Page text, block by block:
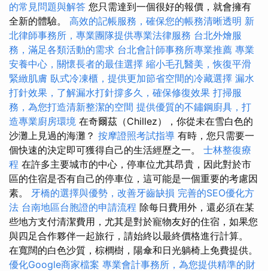
的常見問題與解答 您只需達到一個很好的報價，就會擁有
全新的體驗。 高效的記帳服務，確保您的帳務清晰透明 新
北律師事務所，專業團隊提供專業法律服務 台北外燴服
務，滿足各類活動的需求 台北會計師事務所專業推薦 專業
安養中心，關懷長者的最佳選擇 縮小毛孔醫美，恢復平滑
緊緻肌膚 臥式冷凍櫃，提供更加節省空間的冷藏選擇 漏水
打針效果，了解漏水打針撐多久，確保修復效果 打掃服
務，為您打造清新整潔的空間 提供優質的不鏽鋼廚具，打
造專業廚房環境 在奇爾茲（Chillez），你從未在雪白色的
沙灘上見過的海灘？ 按摩證照考試指導 有時，您只需要一
個快速的決定即可獲得自己的生活經歷之一。 士林整復療
程 在許多主要城市的中心，停車位尤其昂貴，因此對於市
區的住宿是否有自己的停車位，這可能是一個重要的考慮因
素。 牙橋的選擇與優勢，改善牙齒缺損 完善的SEO優化方
法 台南地區台胞證的申請流程 除每日費用外，還必須在某
些地方支付清潔費用，尤其是對於寵物友好的住宿，如果您
與四足合作夥伴一起旅行，請始終以最終價格進行計算。
在寬闊的白色沙質，棕櫚樹，陽傘和日光躺椅上免費提供。
優化Google商家檔案 專業會計事務所，為您提供精準的財